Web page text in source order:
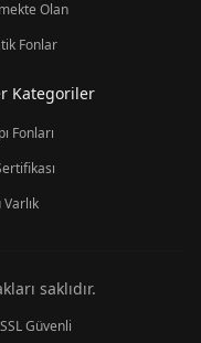
Olan
Fonlar
Kategoriler
Fonları
saklıdır.
SSL Güvenli